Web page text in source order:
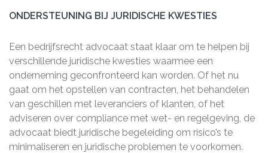
ONDERSTEUNING BIJ JURIDISCHE KWESTIES
Een bedrijfsrecht advocaat staat klaar om te helpen bij
verschillende juridische kwesties waarmee een
onderneming geconfronteerd kan worden. Of het nu
gaat om het opstellen van contracten, het behandelen
van geschillen met leveranciers of klanten, of het
adviseren over compliance met wet- en regelgeving, de
advocaat biedt juridische begeleiding om risico’s te
minimaliseren en juridische problemen te voorkomen.